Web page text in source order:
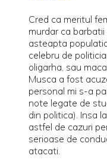
Cred ca meritul
murdar ca
asteapta
celebru de
oligarha, sau
Musca a fost
personal mi s-a
note legate de
din politica). Insa
astfel de cazuri
serioase de
atacati.